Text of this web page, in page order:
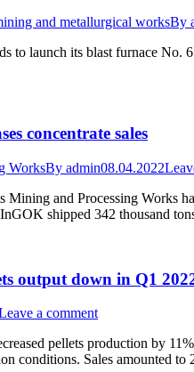
and metallurgical worksBy
launch its blast furnace No.
concentrate sales
WorksBy admin08.04.2022
Mining and Processing Works
shipped 342 thousand
output down in Q1
a comment
pellets production by
conditions. Sales amounted